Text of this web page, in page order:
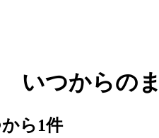
いつからの
ら1件